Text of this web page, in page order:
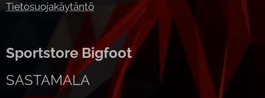
Tietosuojakäytäntö
Sportstore Bigfoot
SASTAMALA